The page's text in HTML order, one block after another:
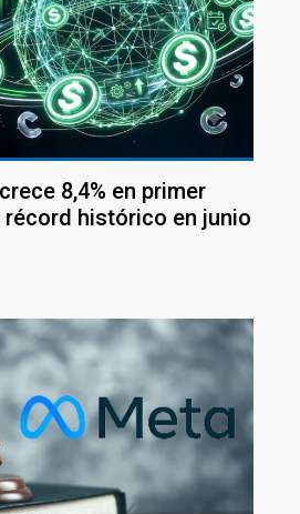
8,4% en primer
histórico en junio